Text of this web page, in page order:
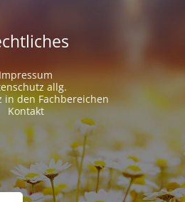
allg.
in den Fachbereichen
Kontakt